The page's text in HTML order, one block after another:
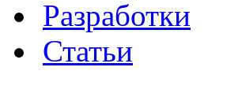
Разработки
Статьи